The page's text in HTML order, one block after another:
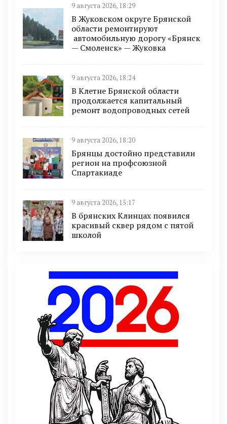
9 августа 2026, 18:29
В Жуковском округе Брянской
области ремонтируют
автомобильную дорогу «Брянск
— Смоленск» — Жуковка
9 августа 2026, 18:24
В Клетне Брянской области
продолжается капитальный
ремонт водопроводных сетей
9 августа 2026, 18:20
Брянцы достойно представили
регион на профсоюзной
Спартакиаде
9 августа 2026, 15:17
В брянских Клинцах появился
красивый сквер рядом с пятой
школой